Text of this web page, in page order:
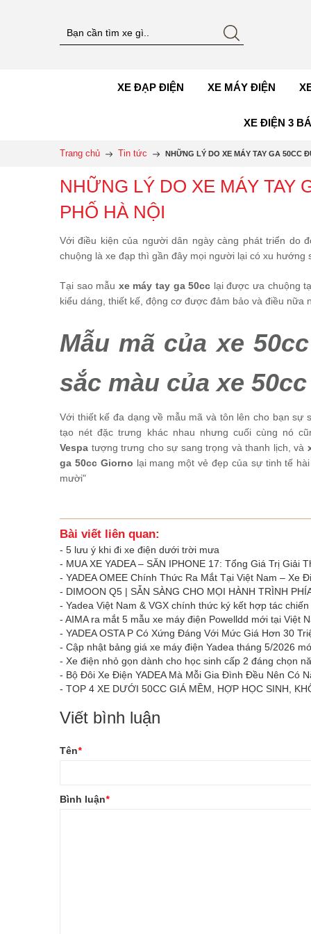
XE ĐẠP ĐIỆN XE MÁY ĐIỆN
XE ĐIỆN 3
Trang chủ Tin tức NHỮNG LÝ DO XE MÁY TAY GA 50CC
NHỮNG LÝ DO XE MÁY TAY
PHỐ HÀ NỘI
Với điều kiện của người dân ngày càng phát triển do
chuộng là xe đạp thì gần đây mọi người lại có xu
Tại sao mẫu xe máy tay ga 50cc lại được ưa chuộng
kiểu dáng, thiết kế, động cơ được đảm bảo và điều nữa
Mẫu mã của xe
sắc màu của xe 50cc
Với thiết kế đa dạng về mẫu mã và tôn lên cho bạn
tạo nét đặc trưng khác nhau nhưng cuối cùng nó
Vespa tượng trưng cho sự sang trọng và thanh lịch, và
ga 50cc Giorno lại mang một vẻ đẹp của sự tinh tế
mười"
Bài viết liên quan:
- 5 lưu ý khi đi xe điện dưới trời mưa
- MUA XE YADEA – SĂN IPHONE 17: Tổng Giá Trị
- YADEA OMEE Chính Thức Ra Mắt Tại Việt Nam – Xe
- DIMOON Q5 | SẴN SÀNG CHO MỌI HÀNH TRÌNH
- Yadea Việt Nam & VGX chính thức ký kết hợp tác
- AIMA ra mắt 5 mẫu xe máy điện Powelldd mới tại Việt
- YADEA OSTA P Có Xứng Đáng Với Mức Giá Hơn 30
- Cập nhật bảng giá xe máy điện Yadea tháng 5/2026
- Xe điện nhỏ gọn dành cho học sinh cấp 2 đáng chọn
- Bộ Đôi Xe Điện YADEA Mà Mỗi Gia Đình Đều Nên Có
- TOP 4 XE DƯỚI 50CC GIÁ MỀM, HỢP HỌC SINH,
Viết bình luận
Tên*
Bình luận*